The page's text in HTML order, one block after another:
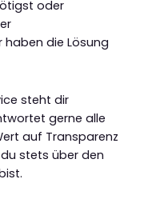
oder
die Lösung
steht dir
gerne alle
auf Transparenz
stets über den